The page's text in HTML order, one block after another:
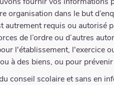
organisation dans le but
requis ou autorisé
de l’ordre ou d’autres
l'établissement, l'exercice
à des biens, ou pour
conseil scolaire et sans en